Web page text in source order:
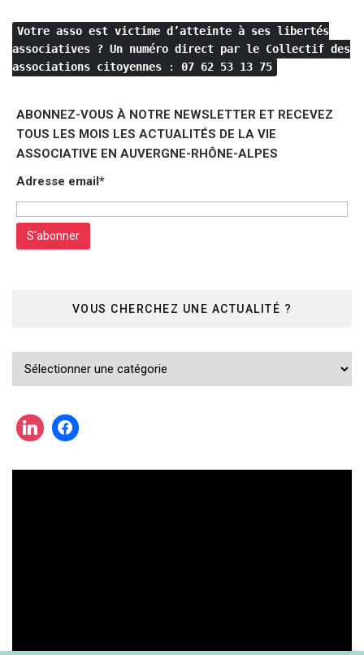
Votre asso est victime d’atteinte à ses libertés
associatives ? Un numéro direct par le Collectif des
associations citoyennes : 07 62 53 13 75
ABONNEZ-VOUS À NOTRE NEWSLETTER ET RECEVEZ
TOUS LES MOIS LES ACTUALITÉS DE LA VIE
ASSOCIATIVE EN AUVERGNE-RHÔNE-ALPES
Adresse email*
VOUS CHERCHEZ UNE ACTUALITÉ ?
Vous
actualité
?